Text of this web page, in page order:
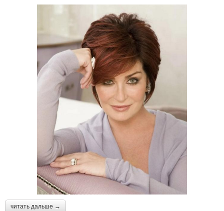
читать дальше →